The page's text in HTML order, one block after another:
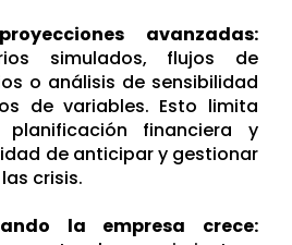
avanzadas:
simulados, flujos de
o análisis de sensibilidad
de variables. Esto limita
planificación financiera y
de anticipar y gestionar
crisis.
la empresa crece: